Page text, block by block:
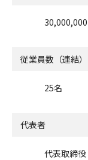
従業員数（連結）
25名
代表者
代表取締